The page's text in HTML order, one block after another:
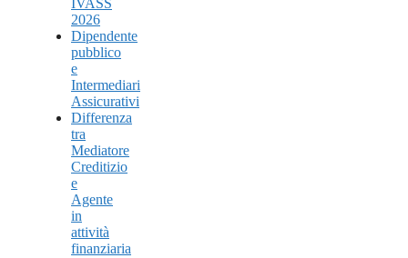
IVASS
2026
Dipendente
pubblico
e
Intermediari
Assicurativi
Differenza
tra
Mediatore
Creditizio
e
Agente
in
attività
finanziaria